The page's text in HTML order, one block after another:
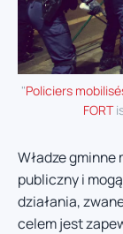
"Policiers
FORT
Władze
publiczny i
działania,
celem jest